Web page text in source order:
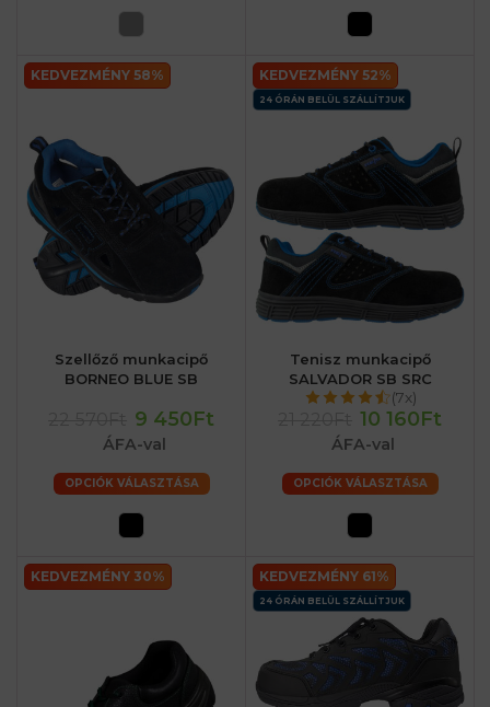
KEDVEZMÉNY 58%
Szellőző munkacipő
BORNEO BLUE SB
9 450Ft
ÁFA-val
OPCIÓK VÁLASZTÁSA
KEDVEZMÉNY 52%
24 ÓRÁN BELÜL SZÁLLÍTJUK
Tenisz munkacipő
SALVADOR SB SRC
(7x)
10 160Ft
ÁFA-val
OPCIÓK VÁLASZTÁSA
KEDVEZMÉNY 30% KEDVEZMÉNY 61%
24 ÓRÁN BELÜL SZÁLLÍTJUK